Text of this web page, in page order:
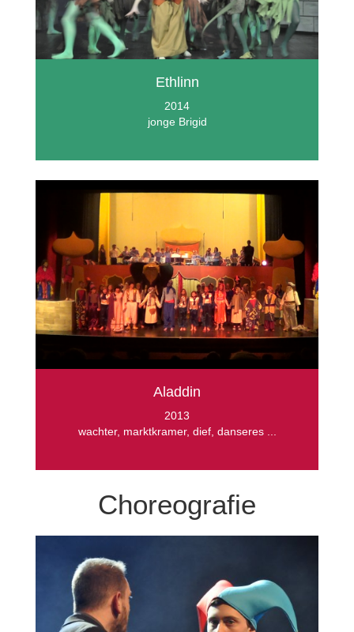
Ethlinn
2014
jonge Brigid
Aladdin
2013
wachter, marktkramer, dief, danseres ...
Choreografie